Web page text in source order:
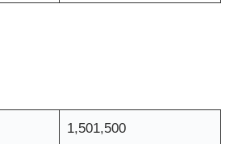
1,501,500